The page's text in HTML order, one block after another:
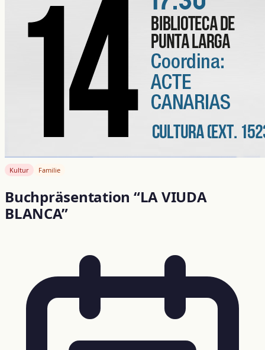
Kultur Familie
Buchpräsentation “LA VIUDA
BLANCA”